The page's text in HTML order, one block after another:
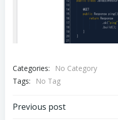
Categories:
No Category
Tags:
No Tag
Post
Previous post